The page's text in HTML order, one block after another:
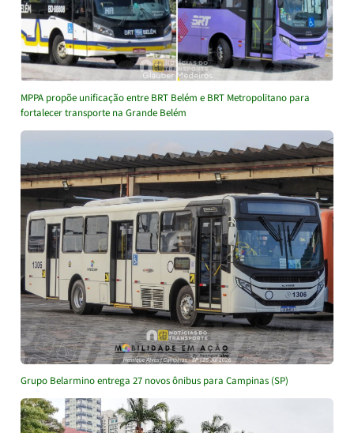
MPPA propõe unificação entre BRT Belém e BRT Metropolitano para
fortalecer transporte na Grande Belém
Grupo Belarmino entrega 27 novos ônibus para Campinas (SP)